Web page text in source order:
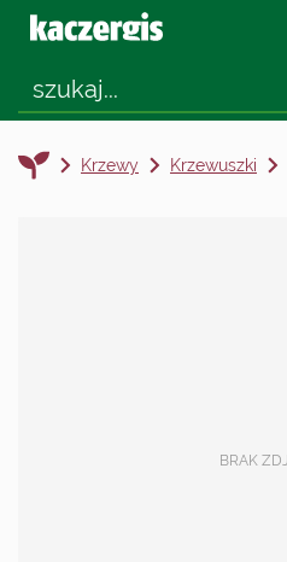
Krzewy Krzewuszki